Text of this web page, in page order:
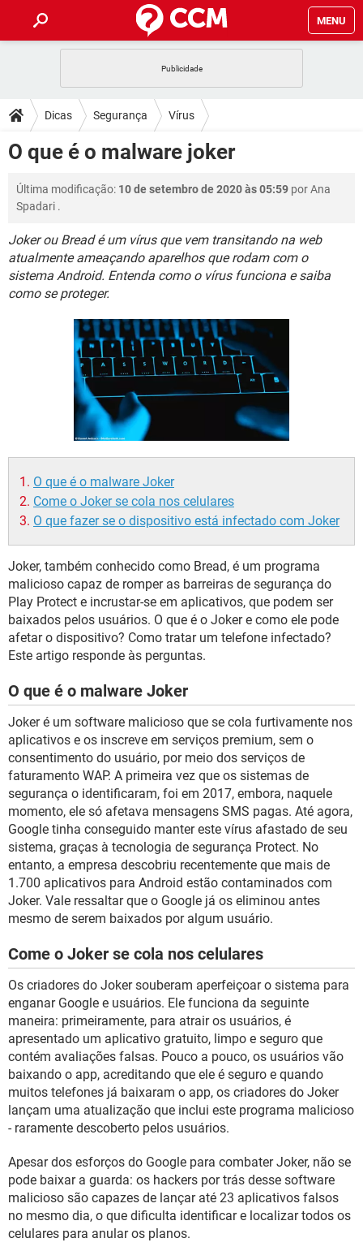
MENU
CELULAR FACEBOOK
OUTLOOK EXCEL
GUIA DE COMPRAS
DICAS
JOGOS WHATSAPP
CELULAR FACEBOOK
OUTLOOK EXCEL
GUIA DE COMPRAS
DOWNLOADS
CELULAR
INSTAGRAM GMAIL
FÓRUM
CELULAR FACEBOOK
OUTLOOK EXCEL
INSTAGRAM
GUIA DE COMPRAS
JOGOS WHATSAPP
GMAIL
GUIA DE COMPRAS
Dicas Segurança Vírus
O que é o malware joker
Última modificação: 10 de setembro de 2020 às 05:59 porAna
Spadari .
Joker ou Bread é um vírus que vem transitando na web
atualmente ameaçando aparelhos que rodam com o
sistema Android. Entenda como o vírus funciona e saiba
como se proteger.
O que é o malware Joker
Come o Joker se cola nos celulares
O que fazer se o dispositivo está infectado com Joker
Joker, também conhecido como Bread, é um programa
malicioso capaz de romper as barreiras de segurança do
Play Protect e incrustar-se em aplicativos, que podem ser
baixados pelos usuários. O que é o Joker e como ele pode
afetar o dispositivo? Como tratar um telefone infectado?
Este artigo responde às perguntas.
O que é o malware Joker
Joker é um software malicioso que se cola furtivamente nos
aplicativos e os inscreve em serviços premium, sem o
consentimento do usuário, por meio dos serviços de
faturamento WAP. A primeira vez que os sistemas de
segurança o identificaram, foi em 2017, embora, naquele
momento, ele só afetava mensagens SMS pagas. Até agora,
Google tinha conseguido manter este vírus afastado de seu
sistema, graças à tecnologia de segurança Protect. No
entanto, a empresa descobriu recentemente que mais de
1.700 aplicativos para Android estão contaminados com
Joker. Vale ressaltar que o Google já os eliminou antes
mesmo de serem baixados por algum usuário.
Come o Joker se cola nos celulares
Os criadores do Joker souberam aperfeiçoar o sistema para
enganar Google e usuários. Ele funciona da seguinte
maneira: primeiramente, para atrair os usuários, é
apresentado um aplicativo gratuito, limpo e seguro que
contém avaliações falsas. Pouco a pouco, os usuários vão
baixando o app, acreditando que ele é seguro e quando
muitos telefones já baixaram o app, os criadores do Joker
lançam uma atualização que inclui este programa malicioso
- raramente descoberto pelos usuários.
Apesar dos esforços do Google para combater Joker, não se
pode baixar a guarda: os hackers por trás desse software
malicioso são capazes de lançar até 23 aplicativos falsos
no mesmo dia, o que dificulta identificar e localizar todos os
celulares para anular os planos.